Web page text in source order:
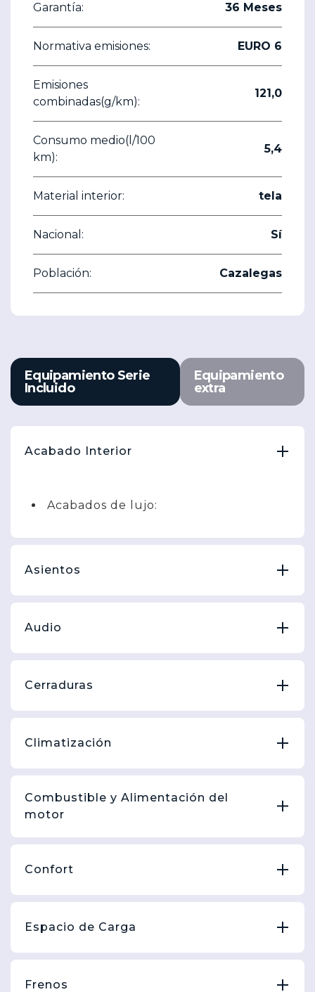
Garantía: 36 Meses
Normativa emisiones: EURO 6
Emisiones
combinadas(g/km):
121,0
Consumo medio(l/100
km):
5,4
Material interior: tela
Nacional: Sí
Población: Cazalegas
Equipamiento Serie
Incluido
Equipamiento
extra
Acabado Interior
Acabados de lujo:
Asientos
Audio
Cerraduras
Climatización
Combustible y Alimentación del
motor
Confort
Espacio de Carga
Frenos